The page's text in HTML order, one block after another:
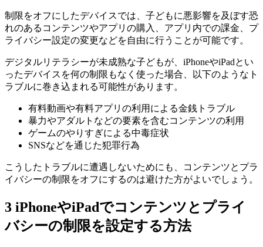
制限をオフにしたデバイスでは、子どもに悪影響を及ぼす恐
れのあるコンテンツやアプリの購入、アプリ内での課金、プ
ライバシー設定の変更などを自由に行うことが可能です。
デジタルリテラシーが未成熟な子どもが、iPhoneやiPadとい
ったデバイスを何の制限もなく使った場合、以下のようなト
ラブルに巻き込まれる可能性があります。
有料動画や有料アプリの利用による金銭トラブル
暴力やアダルトなどの要素を含むコンテンツの利用
ゲームのやりすぎによる中毒症状
SNSなどを通じた犯罪行為
こうしたトラブルに遭遇しないためにも、コンテンツとプラ
イバシーの制限をオフにするのは避けた方がよいでしょう。
3 iPhoneやiPadでコンテンツとプライ
バシーの制限を設定する方法